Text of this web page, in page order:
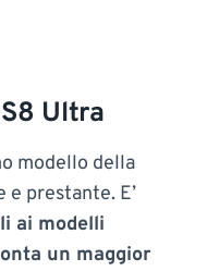
Ultra
modello della
prestante. E’
ai modelli
un maggior